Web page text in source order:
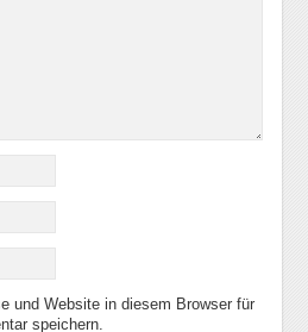
und Website in diesem Browser für
speichern.